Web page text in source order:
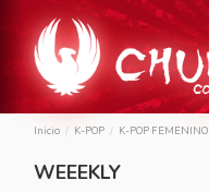
Inicio K-POP K-POP FEMENINO
WEEEKLY